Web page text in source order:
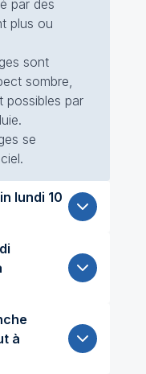
par des
plus ou
sont
sombre,
possibles par
se